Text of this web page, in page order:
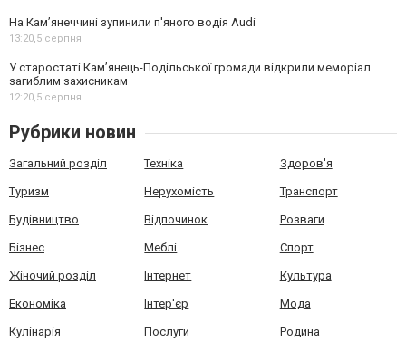
На Камʼянеччині зупинили п'яного водія Audi
13:20,5 серпня
У старостаті Кам’янець-Подільської громади відкрили меморіал
загиблим захисникам
12:20,5 серпня
Рубрики новин
Загальний розділ Техніка Здоров'я
Туризм Нерухомість Транспорт
Будівництво Відпочинок Розваги
Бізнес Меблі Спорт
Жіночий розділ Інтернет Культура
Економіка Інтер'єр Мода
Кулінарія Послуги Родина